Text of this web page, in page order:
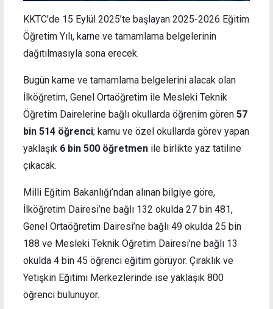
KKTC'de 15 Eylül 2025’te başlayan 2025-2026 Eğitim
Öğretim Yılı, karne ve tamamlama belgelerinin
dağıtılmasıyla sona erecek.
Bugün karne ve tamamlama belgelerini alacak olan
İlköğretim, Genel Ortaöğretim ile Mesleki Teknik
Öğretim Dairelerine bağlı okullarda öğrenim gören 57
bin 514 öğrenci; kamu ve özel okullarda görev yapan
yaklaşık 6 bin 500 öğretmen ile birlikte yaz tatiline
çıkacak.
Milli Eğitim Bakanlığı’ndan alınan bilgiye göre,
İlköğretim Dairesi’ne bağlı 132 okulda 27 bin 481,
Genel Ortaöğretim Dairesi’ne bağlı 49 okulda 25 bin
188 ve Mesleki Teknik Öğretim Dairesi’ne bağlı 13
okulda 4 bin 45 öğrenci eğitim görüyor. Çıraklık ve
Yetişkin Eğitimi Merkezlerinde ise yaklaşık 800
öğrenci bulunuyor.